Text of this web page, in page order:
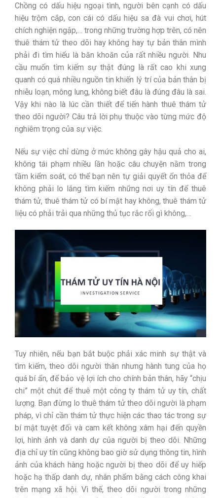
Chồng có dấu hiệu ngoại tình, người bên cạnh có dấu
hiệu trộm cắp, con cái có dấu hiệu sa đà vui chơi, hút
chích nghiện ngập,… trong những trường hợp trên, có nên
thuê thám tử theo dõi hay không hay tự bản thân mình
phải đi tìm hiểu là băn khoăn của rất nhiều người. Nhu
cầu muốn tìm kiếm sự thật đúng là rất cao khi xung
quanh có quá nhiều nguồn tin khiến lý trí của bản thân bị
nhiễu loạn, mông lung, không biết đâu là đúng đâu là sai.
Vậy khi nào là lúc cần thiết để tiến hành thuê thám tử
theo dõi người? Câu trả lời phụ thuộc vào từng mức độ
nghiêm trọng của sự việc.
Nếu sự việc chỉ dừng ở mức không gây hậu quả cho ai,
không tái phạm nhiều lần hoặc câu chuyện nằm trong
tầm kiểm soát, có thể bạn nên tự giải quyết ổn thỏa để
không phải lo lắng tìm kiếm những nơi uy tín để thuê
thám tử, thuê thám tử có bí mật hay không, thuê thám tử
liệu có phải trải qua những thủ tục rắc rối gì không,…
Tuy nhiên, nếu bạn bắt buộc phải xác minh sự thật và
tìm kiếm, theo dõi người thân nhưng hành tung của họ
quá bí ẩn, để bảo vệ lợi ích cho chính bản thân, hãy “chịu
chi” một chút để thuê một công ty thám tử uy tín, chất
lượng. Bạn đừng lo thuê thám tử theo dõi người là phạm
pháp, vì chỉ cần thám tử thực hiện các thao tác trong sự
bí mật tuyệt đối và cam kết không xâm hại đến quyền
lợi, hình ảnh và danh dự của người bị theo dõi. Những
địa chỉ uy tín cũng không bao giờ sử dụng thông tin, hình
ảnh của khách hàng hoặc người bị theo dõi để uy hiếp
hoặc hạ thấp danh dự, nhân phẩm bằng cách công khai
trên mạng xã hội. Vì thế, theo dõi người trong những